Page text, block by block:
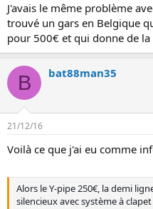
J'avais le même problème
trouvé un gars en Belgique
pour 500€ et qui donne de
B bat88man35
21/12/16
Voilà ce que j'ai eu comme
Alors le Y-pipe 250€, la demi
silencieux avec système à